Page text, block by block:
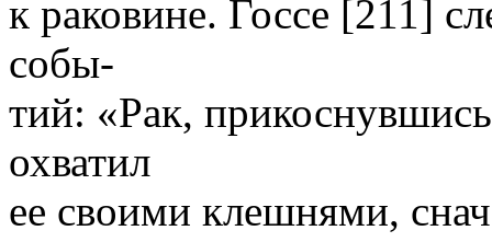
к раковине. Госсе [211]
собы-
тий: «Рак,
охватил
ее своими клешнями,